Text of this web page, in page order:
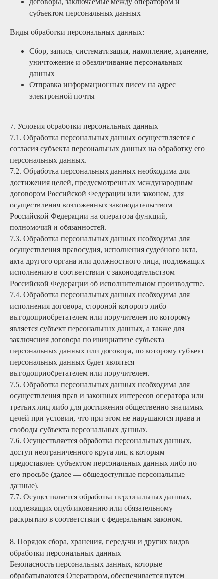
договоры, заключаемые между оператором и
субъектом персональных данных
Виды обработки персональных данных:
Сбор, запись, систематизация, накопление, хранение,
уничтожение и обезличивание персональных
данных
Отправка информационных писем на адрес
электронной почты
7. Условия обработки персональных данных
7.1. Обработка персональных данных осуществляется с
согласия субъекта персональных данных на обработку его
персональных данных.
7.2. Обработка персональных данных необходима для
достижения целей, предусмотренных международным
договором Российской Федерации или законом, для
осуществления возложенных законодательством
Российской Федерации на оператора функций,
полномочий и обязанностей.
7.3. Обработка персональных данных необходима для
осуществления правосудия, исполнения судебного акта,
акта другого органа или должностного лица, подлежащих
исполнению в соответствии с законодательством
Российской Федерации об исполнительном производстве.
7.4. Обработка персональных данных необходима для
исполнения договора, стороной которого либо
выгодоприобретателем или поручителем по которому
является субъект персональных данных, а также для
заключения договора по инициативе субъекта
персональных данных или договора, по которому субъект
персональных данных будет являться
выгодоприобретателем или поручителем.
7.5. Обработка персональных данных необходима для
осуществления прав и законных интересов оператора или
третьих лиц либо для достижения общественно значимых
целей при условии, что при этом не нарушаются права и
свободы субъекта персональных данных.
7.6. Осуществляется обработка персональных данных,
доступ неограниченного круга лиц к которым
предоставлен субъектом персональных данных либо по
его просьбе (далее — общедоступные персональные
данные).
7.7. Осуществляется обработка персональных данных,
подлежащих опубликованию или обязательному
раскрытию в соответствии с федеральным законом.
8. Порядок сбора, хранения, передачи и других видов
обработки персональных данных
Безопасность персональных данных, которые
обрабатываются Оператором, обеспечивается путем